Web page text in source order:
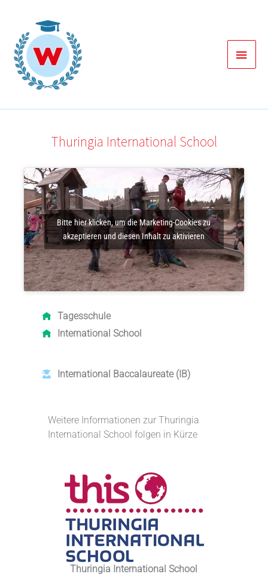
springen
Thuringia International School
Bitte hier klicken, um die Marketing-Cookies zu
akzeptieren und diesen Inhalt zu aktivieren
Tagesschule
International School
International Baccalaureate (IB)
Weitere Informationen zur Thuringia
International School folgen in Kürze
Thuringia International School